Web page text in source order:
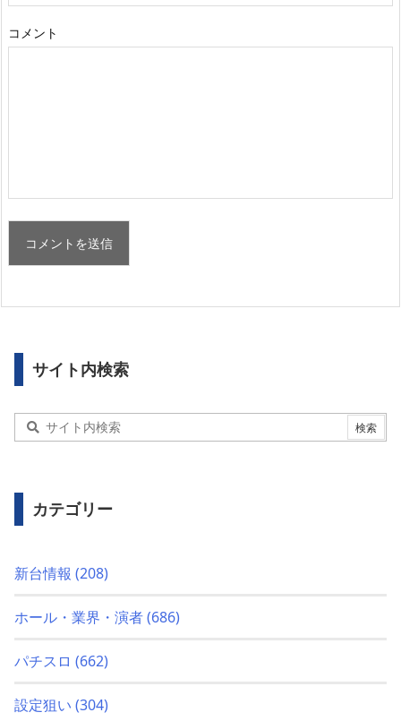
コメント
サイト内検索
カテゴリー
新台情報 (208)
ホール・業界・演者(686)
パチスロ (662)
設定狙い (304)